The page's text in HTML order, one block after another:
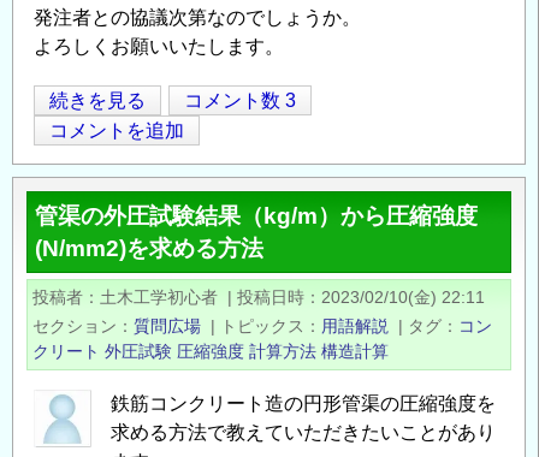
発注者との協議次第なのでしょうか。
よろしくお願いいたします。
レ
ベ
ル
1
地
震
時
に
お
け
る
液
続きを見る
コメント数 3
コメントを追加
管渠の外圧試験結果（kg/m）から圧縮強度
(N/mm2)を求める方法
投稿者 土木工学初心者 | 投稿日時
2023/02/10(金) 22:11
セクション
質問広場 | トピックス 用語解説 | タグ
コン
クリート 外圧試験 圧縮強度 計算方法 構造計算
鉄筋コンクリート造の円形管渠の圧縮強度を
求める方法で教えていただきたいことがあり